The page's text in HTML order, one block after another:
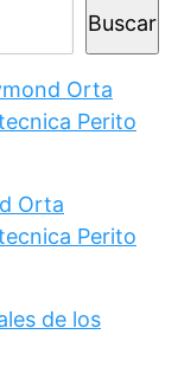
Buscar
Orta
Perito
Orta
Perito
de los